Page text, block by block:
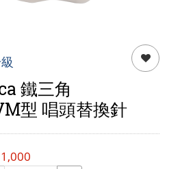
鐵三角
型 唱頭替換針
1,000